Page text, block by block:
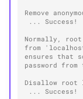
Remove
... Success!
Normally,
from
ensures that
password from
Disallow root
... Success!